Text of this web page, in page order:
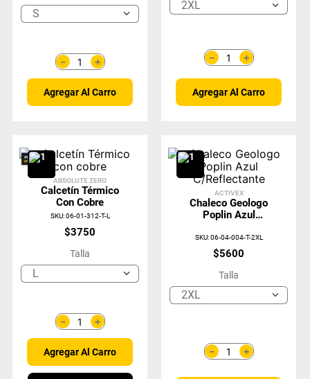
S
＋
－
Agregar Al Carro
2XL
＋
－
Agregar Al Carro
ABSOLUTE ZERO
Calcetín Térmico
Con Cobre
SKU:06-01-312-T-L
$3750
Talla
L
＋
－
Agregar Al Carro
ACTIVEX
Chaleco Geologo
Poplin Azul
SKU:06-04-004-T-2XL
$5600
Talla
2XL
＋
－